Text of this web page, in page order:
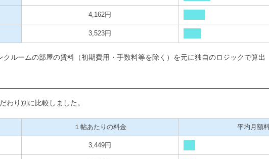
4,162円
3,523円
ルームの部屋の賃料（初期費用・手数料等を除く）を元に独自のロジックで算出
わり別に比較しました。
１帖あたりの料金 平均月額
3,449円